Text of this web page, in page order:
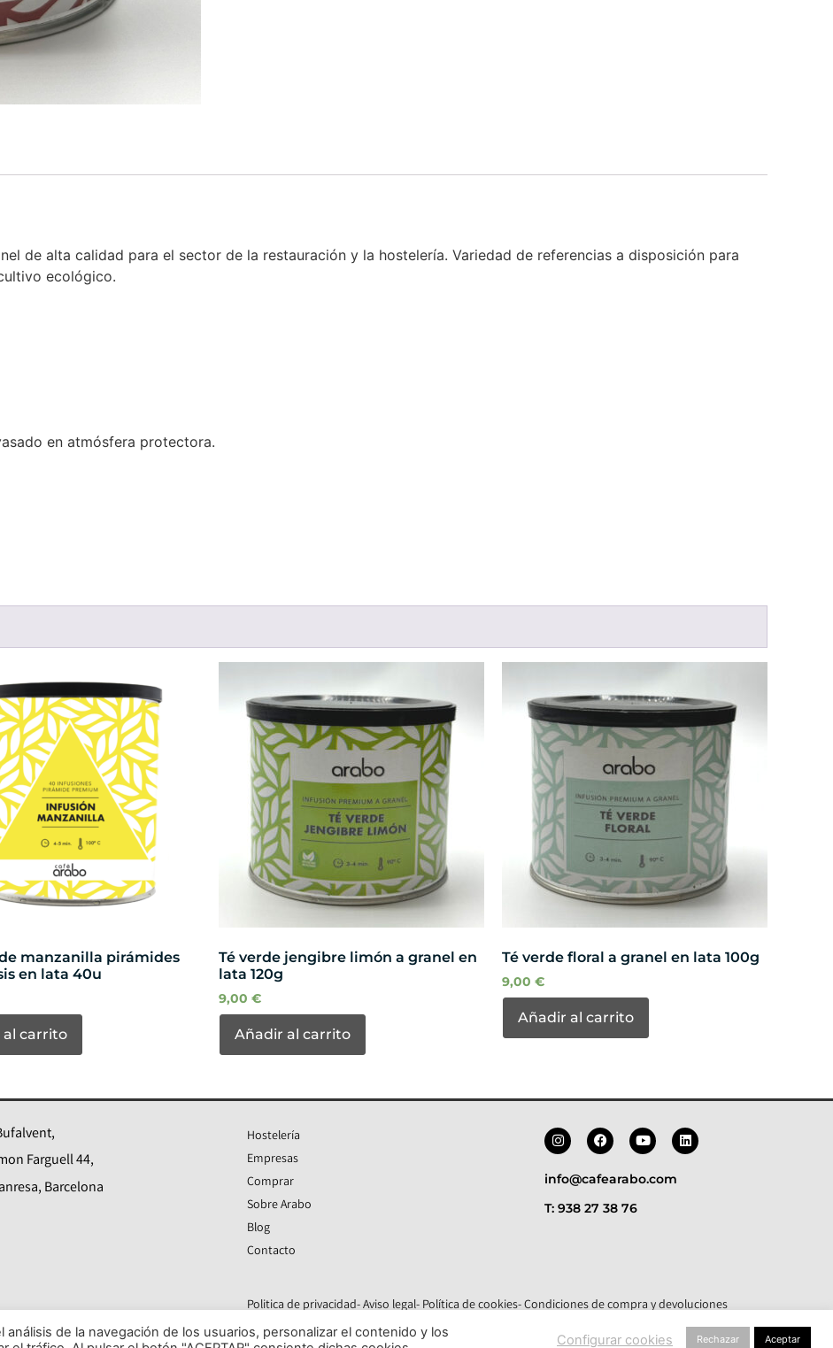
de alta calidad para el sector de la restauración y la hostelería. Variedad de referencias a disposición para
ecológico.
en atmósfera protectora.
manzanilla pirámides
en lata 40u
carrito
Té verde jengibre limón a granel en
lata 120g
9,00 €
Añadir al carrito
Té verde floral a granel en lata 100g
9,00 €
Añadir al carrito
Farguell 44,
Barcelona
Hostelería
Empresas
Comprar
Sobre Arabo
Blog
Contacto
info@cafearabo.com
T: 938 27 38 76
Politica de privacidad- Aviso legal- Política de cookies- Condiciones de compra y devoluciones
de la navegación de los usuarios, personalizar el contenido y los
Configurar cookies Rechazar Aceptar